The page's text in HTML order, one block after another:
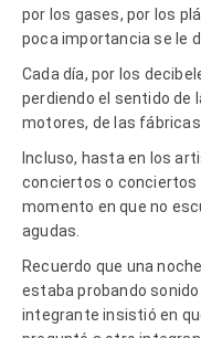
por los gases, por los
poca importancia se le
Cada día, por los
perdiendo el sentido de
motores, de las
Incluso, hasta en los
conciertos o conciertos
momento en que no
agudas.
Recuerdo que una
estaba probando
integrante insistió en